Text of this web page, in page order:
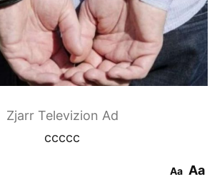
Zjarr Televizion Ad
ccccc
Aa Aa